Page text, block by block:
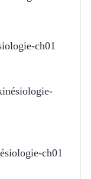
ch01
ch01